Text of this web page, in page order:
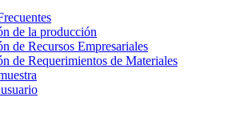
de la producción
de Recursos Empresariales
de Requerimientos de Materiales